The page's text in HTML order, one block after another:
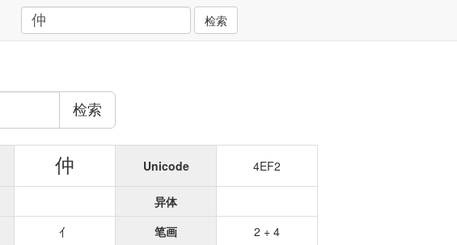
检索
检索
仲 Unicode 4EF2
异体
亻 笔画
2 + 4